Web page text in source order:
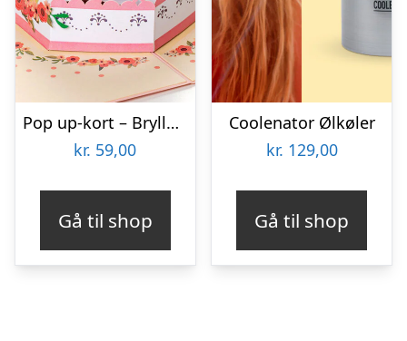
Pop up-kort – Bryllupskage
kr. 59,00
Gå til shop
Coolenator Ølkøler
kr. 129,00
Gå til shop